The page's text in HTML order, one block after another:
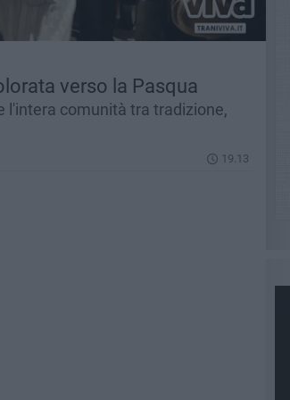
verso la Pasqua
l'intera comunità tra tradizione,
19.13